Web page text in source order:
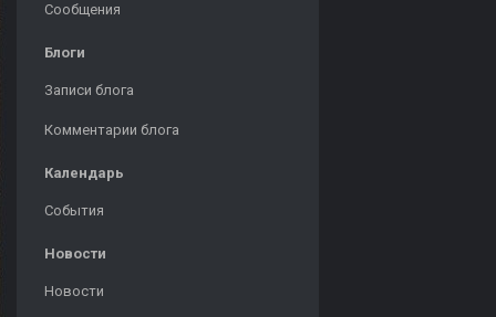
Сообщения
Блоги
Записи блога
Комментарии блога
Календарь
События
Новости
Новости